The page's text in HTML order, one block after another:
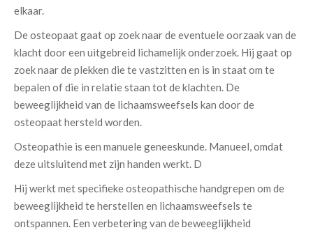
elkaar.
De osteopaat gaat op zoek naar de eventuele oorzaak van de
klacht door een uitgebreid lichamelijk onderzoek. Hij gaat op
zoek naar de plekken die te vastzitten en is in staat om te
bepalen of die in relatie staan tot de klachten. De
beweeglijkheid van de lichaamsweefsels kan door de
osteopaat hersteld worden.
Osteopathie is een manuele geneeskunde. Manueel, omdat
deze uitsluitend met zijn handen werkt. D
Hij werkt met specifieke osteopathische handgrepen om de
beweeglijkheid te herstellen en lichaamsweefsels te
ontspannen. Een verbetering van de beweeglijkheid